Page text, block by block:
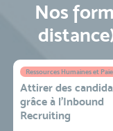
Nos
Ressources Humaines et Paie
Attirer des
grâce à l’Inbound
Recruiting